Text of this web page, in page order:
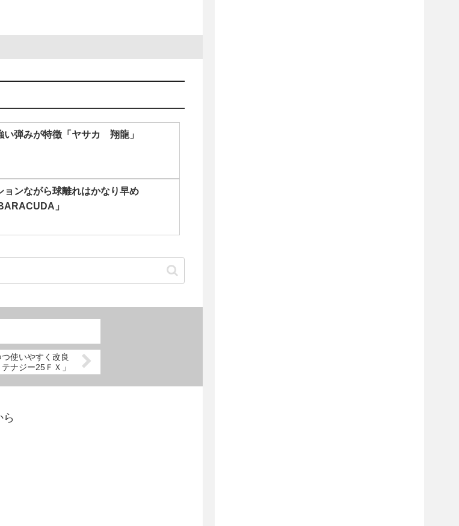
い弾みが特徴「ヤサカ 翔龍」
ョンながら球離れはかなり早め
」
使いやすく改良
ナジー25ＦＸ」